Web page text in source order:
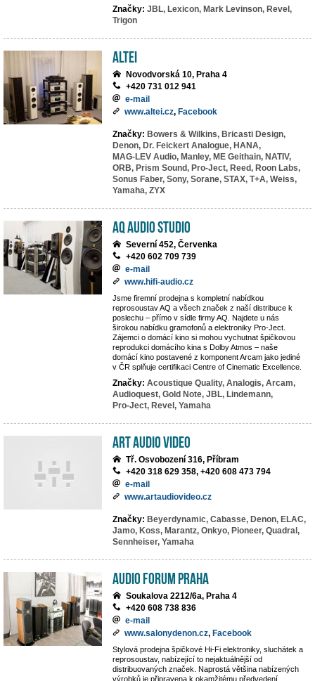
Značky: JBL, Lexicon, Mark Levinson, Revel,
Trigon
ALTEI
Novodvorská 10, Praha 4
+420 731 012 941
e-mail
www.altei.cz, Facebook
Značky: Bowers & Wilkins, Bricasti Design,
Denon, Dr. Feickert Analogue, HANA,
MAG-LEV Audio, Manley, ME Geithain, NATIV,
ORB, Prism Sound, Pro-Ject, Reed, Roon Labs,
Sonus Faber, Sony, Sorane, STAX, T+A, Weiss,
Yamaha, ZYX
AQ Audio Studio
Severní 452, Červenka
+420 602 709 739
e-mail
www.hifi-audio.cz
Jsme firemní prodejna s kompletní nabídkou
reprosoustav AQ a všech značek z naší distribuce k
poslechu – přímo v sídle firmy AQ. Najdete u nás
širokou nabídku gramofonů a elektroniky Pro-Ject.
Zájemci o domácí kino si mohou vychutnat špičkovou
reprodukci domácího kina s Dolby Atmos – naše
domácí kino postavené z komponent Arcam jako jediné
v ČR splňuje certifikaci Centre of Cinematic Excellence.
Značky: Acoustique Quality, Analogis, Arcam,
Audioquest, Gold Note, JBL, Lindemann,
Pro-Ject, Revel, Yamaha
Art Audio Video
Tř. Osvobození 316, Příbram
+420 318 629 358, +420 608 473 794
e-mail
www.artaudiovideo.cz
Značky: Beyerdynamic, Cabasse, Denon, ELAC,
Jamo, Koss, Marantz, Onkyo, Pioneer, Quadral,
Sennheiser, Yamaha
Audio Forum Praha
Soukalova 2212/6a, Praha 4
+420 608 738 836
e-mail
www.salonydenon.cz, Facebook
Stylová prodejna špičkové Hi-Fi elektroniky, sluchátek a
reprosoustav, nabízející to nejaktuálnější od
distribuovaných značek. Naprostá většina nabízených
výrobků je připravena k okamžitému předvedení.